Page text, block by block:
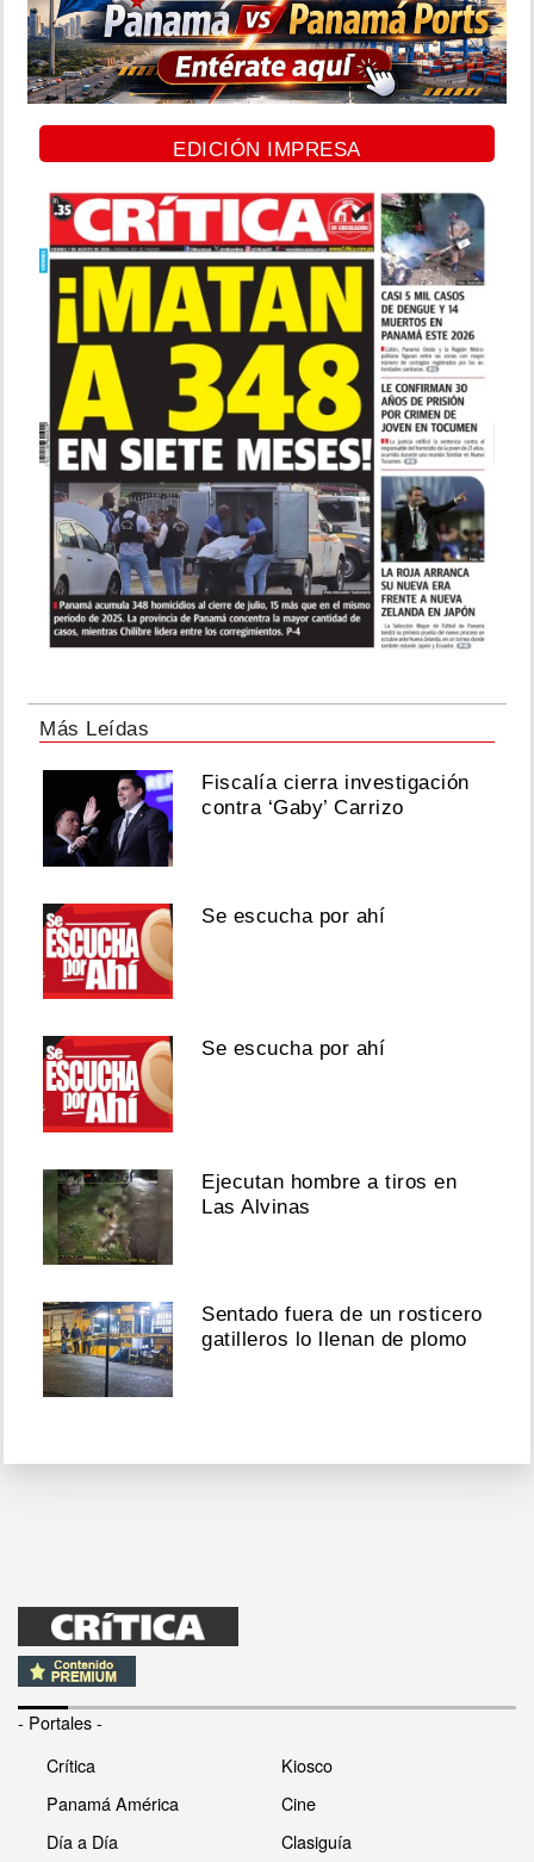
EDICIÓN IMPRESA
Más Leídas
Fiscalía cierra investigación
contra ‘Gaby’ Carrizo
Se escucha por ahí
Se escucha por ahí
Ejecutan hombre a tiros en
Las Alvinas
Sentado fuera de un rosticero
gatilleros lo llenan de plomo
- Portales -
Crítica
Panamá América
Día a Día
Kiosco
Cine
Clasiguía